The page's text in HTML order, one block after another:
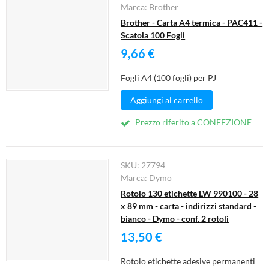
Marca: Brother
Brother - Carta A4 termica - PAC411 -
Scatola 100 Fogli
9,66 €
Fogli A4 (100 fogli) per PJ
Aggiungi al carrello
Prezzo riferito a CONFEZIONE
SKU: 27794
Marca: Dymo
Rotolo 130 etichette LW 990100 - 28
x 89 mm - carta - indirizzi standard -
bianco - Dymo - conf. 2 rotoli
13,50 €
Rotolo etichette adesive permanenti